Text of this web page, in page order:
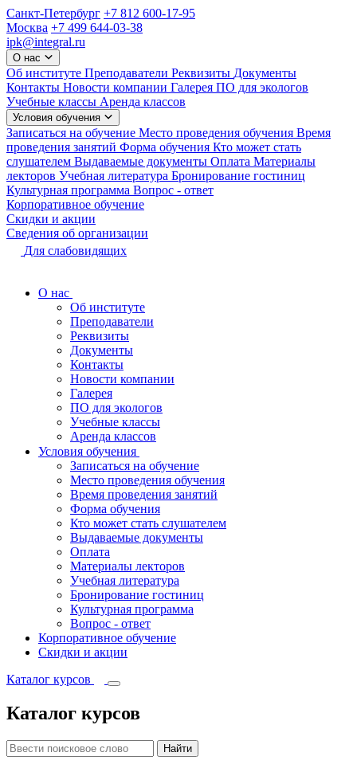
Санкт-Петербург +7 812 600-17-95
Москва +7 499 644-03-38
ipk@integral.ru
О нас
Об институте Преподаватели Реквизиты Документы
Контакты Новости компании Галерея ПО для экологов
Учебные классы Аренда классов
Условия обучения
Записаться на обучение Место проведения обучения Время
проведения занятий Форма обучения Кто может стать
слушателем Выдаваемые документы Оплата Материалы
лекторов Учебная литература Бронирование гостиниц
Культурная программа Вопрос - ответ
Корпоративное обучение
Скидки и акции
Сведения об организации
Для слабовидящих
О нас
Об институте
Преподаватели
Реквизиты
Документы
Контакты
Новости компании
Галерея
ПО для экологов
Учебные классы
Аренда классов
Условия обучения
Записаться на обучение
Место проведения обучения
Время проведения занятий
Форма обучения
Кто может стать слушателем
Выдаваемые документы
Оплата
Материалы лекторов
Учебная литература
Бронирование гостиниц
Культурная программа
Вопрос - ответ
Корпоративное обучение
Скидки и акции
Каталог курсов
Каталог курсов
Найти